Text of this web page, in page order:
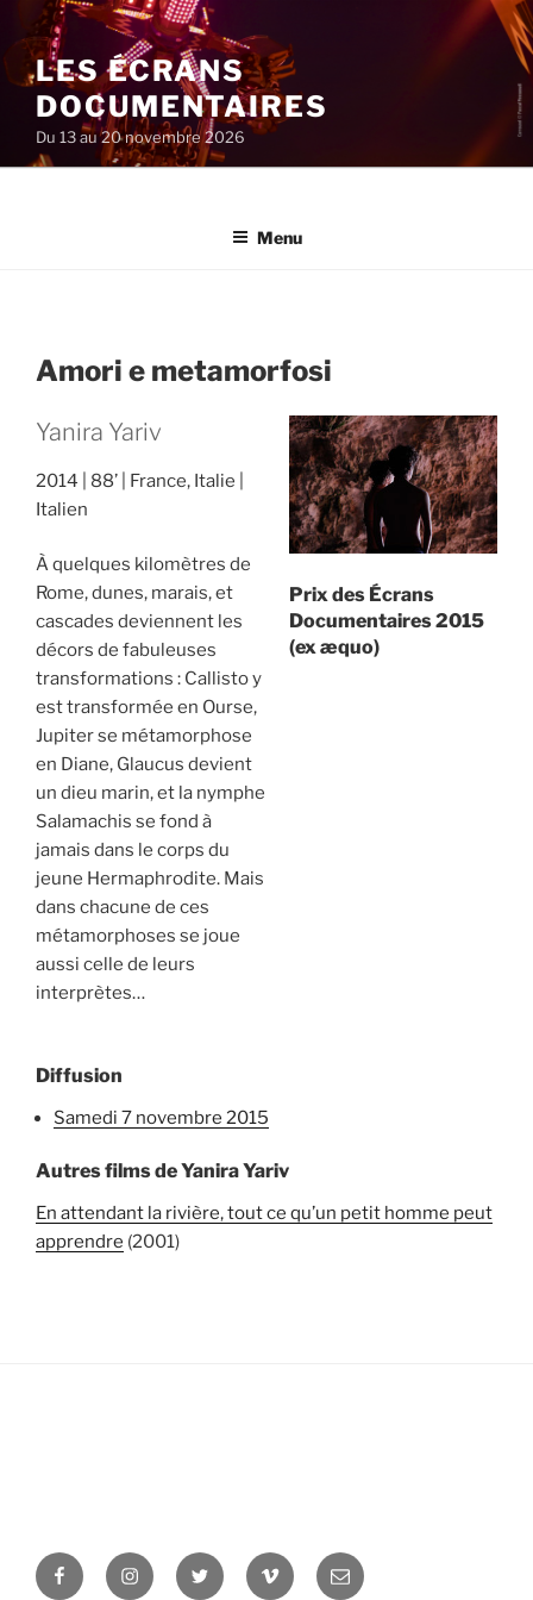
au
contenu
principal
LES ÉCRANS
DOCUMENTAIRES
Du 13 au 20 novembre 2026
Menu
Amori e metamorfosi
Yanira Yariv
2014 88’
France, Italie
Italien
À quelques kilomètres de
Rome, dunes, marais, et
cascades deviennent les
décors de fabuleuses
transformations : Callisto y
est transformée en Ourse,
Jupiter se métamorphose
en Diane, Glaucus devient
un dieu marin, et la nymphe
Salamachis se fond à
jamais dans le corps du
jeune Hermaphrodite. Mais
dans chacune de ces
métamorphoses se joue
aussi celle de leurs
interprètes…
Prix des Écrans
Documentaires 2015
(ex æquo)
Diffusion
samedi 7 novembre 2015
Autres films de Yanira Yariv
En attendant la rivière, tout ce qu’un petit homme peut
apprendre (2001)
FacebookInstagramTwitter Vimeo Newsletter